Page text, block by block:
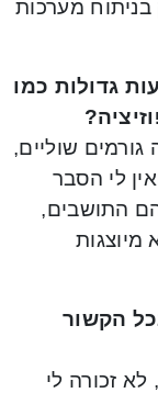
בניתוח מערכות
גדולות כמו
שוליים,
לי הסבר
התושבים,
מיוצגות
הקשור
זכורה לי